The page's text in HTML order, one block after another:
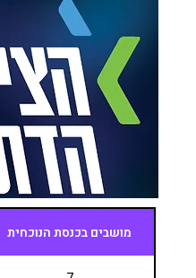
מושבים בכנסת הנוכחית